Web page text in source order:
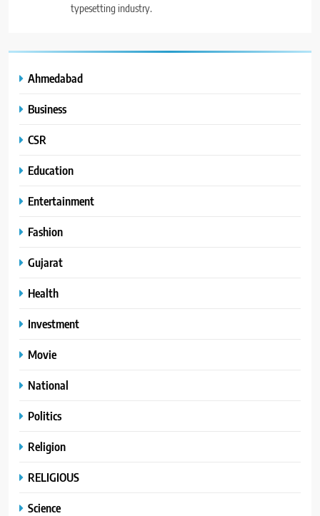
typesetting industry.
Ahmedabad
Business
CSR
Education
Entertainment
Fashion
Gujarat
Health
Investment
Movie
National
Politics
Religion
RELIGIOUS
Science